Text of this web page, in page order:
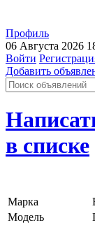
Профиль
06 Августа 2026
Войти
Добавить
в списке
Марка
Модель